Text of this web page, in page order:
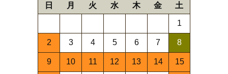
日 月 火 水 木 金 土
1
2 3 4 5 6 7 8
9 10 11 12 13 14 15